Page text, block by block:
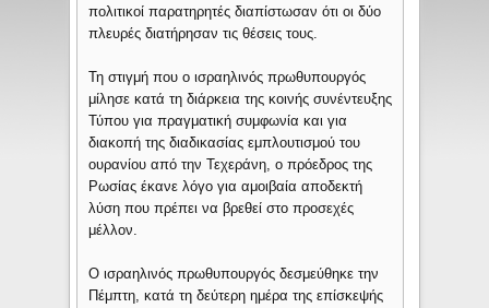
πολιτικοί παρατηρητές διαπίστωσαν ότι οι δύο
πλευρές διατήρησαν τις θέσεις τους.
Τη στιγμή που ο ισραηλινός πρωθυπουργός
μίλησε κατά τη διάρκεια της κοινής συνέντευξης
Τύπου για πραγματική συμφωνία και για
διακοπή της διαδικασίας εμπλουτισμού του
ουρανίου από την Τεχεράνη, ο πρόεδρος της
Ρωσίας έκανε λόγο για αμοιβαία αποδεκτή
λύση που πρέπει να βρεθεί στο προσεχές
μέλλον.
Ο ισραηλινός πρωθυπουργός δεσμεύθηκε την
Πέμπτη, κατά τη δεύτερη ημέρα της επίσκεψής